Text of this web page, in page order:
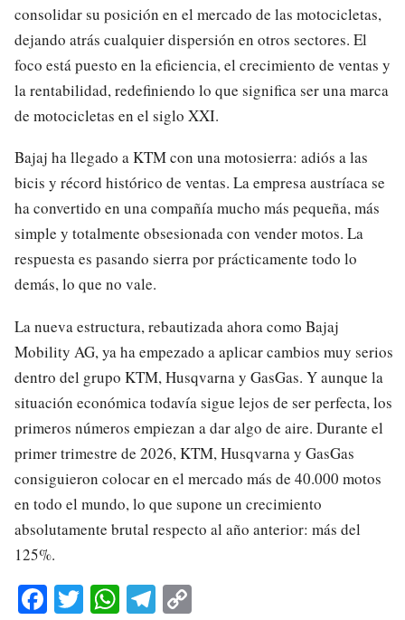
consolidar su posición en el mercado de las motocicletas,
dejando atrás cualquier dispersión en otros sectores. El
foco está puesto en la eficiencia, el crecimiento de ventas y
la rentabilidad, redefiniendo lo que significa ser una marca
de motocicletas en el siglo XXI.
Bajaj ha llegado a KTM con una motosierra: adiós a las
bicis y récord histórico de ventas. La empresa austríaca se
ha convertido en una compañía mucho más pequeña, más
simple y totalmente obsesionada con vender motos. La
respuesta es pasando sierra por prácticamente todo lo
demás, lo que no vale.
La nueva estructura, rebautizada ahora como Bajaj
Mobility AG, ya ha empezado a aplicar cambios muy serios
dentro del grupo KTM, Husqvarna y GasGas. Y aunque la
situación económica todavía sigue lejos de ser perfecta, los
primeros números empiezan a dar algo de aire. Durante el
primer trimestre de 2026, KTM, Husqvarna y GasGas
consiguieron colocar en el mercado más de 40.000 motos
en todo el mundo, lo que supone un crecimiento
absolutamente brutal respecto al año anterior: más del
125%.
Fa T W Te